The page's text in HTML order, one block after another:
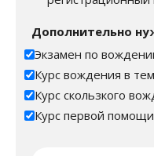
Дополнительно
Экзамен по
Курс вождения в
Курс скользкого
Курс первой